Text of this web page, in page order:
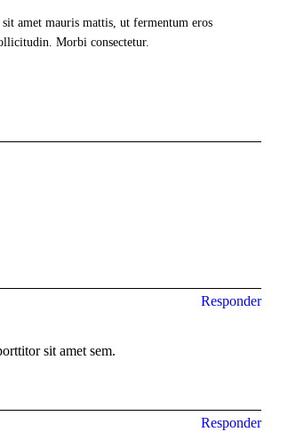
amet mauris mattis, ut fermentum eros
Morbi consectetur.
sit amet sem.
Responder
Responder